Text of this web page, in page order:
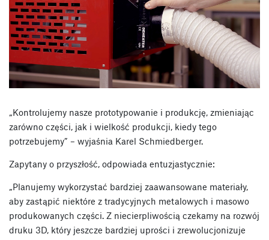
„Kontrolujemy nasze prototypowanie i produkcję, zmieniając
zarówno części, jak i wielkość produkcji, kiedy tego
potrzebujemy” – wyjaśnia Karel Schmiedberger.
Zapytany o przyszłość, odpowiada entuzjastycznie:
„Planujemy wykorzystać bardziej zaawansowane materiały,
aby zastąpić niektóre z tradycyjnych metalowych i masowo
produkowanych części. Z niecierpliwością czekamy na rozwój
druku 3D, który jeszcze bardziej uprości i zrewolucjonizuje